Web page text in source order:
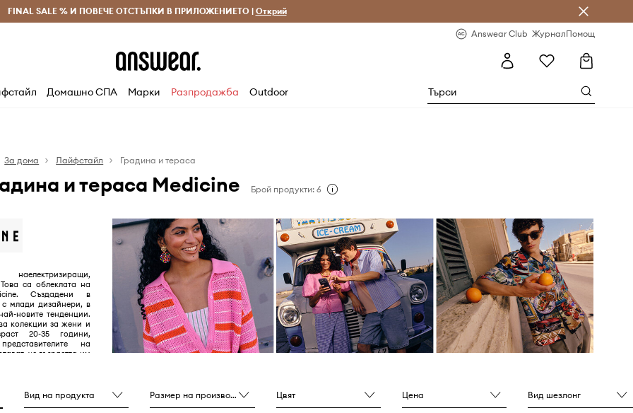
и връщане за поръчки над 70 EUR Доставка 1-5 дни
FINAL SALE % И ПОВЕЧЕ ОТСТЪПКИ В ПРИЛОЖЕНИЕТО | Открий
Answear Club ЖурналПомощ
Домашно СПА Марки Разпродажба Outdoor
За дома Лайфстайл Градина и тераса
и тераса Medicine Брой продукти: 6
са облеклата на
Създадени в
с млади дизайнери, в
новите тенденции.
колекции за жени и
20-35 години,
на
че възрастта им
Вид на продукта Размер на производителя Цвят Цена Вид шезлонг